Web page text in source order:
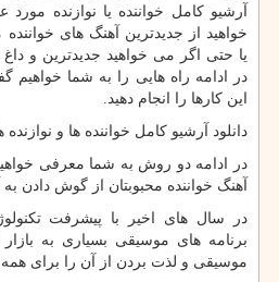
آرشیو کامل خواننده یا نوازنده مورد
خواهید از جدیدترین آهنگ های خواننده
یا حتی اگر می خواهید جدیدترین و
در ادامه راه هایی را به شما خواهیم
این کارها را انجام دهید.
دانلود آرشیو کامل خواننده ها و نوازنده
در ادامه دو روش به شما معرفی خواهیم
آهنگ خواننده محبوبتان از گوش دادن به
در سال های اخیر با پیشرفت
برنامه های موسیقی بسیاری به
موسیقی و لذت بردن از آن را برای همه